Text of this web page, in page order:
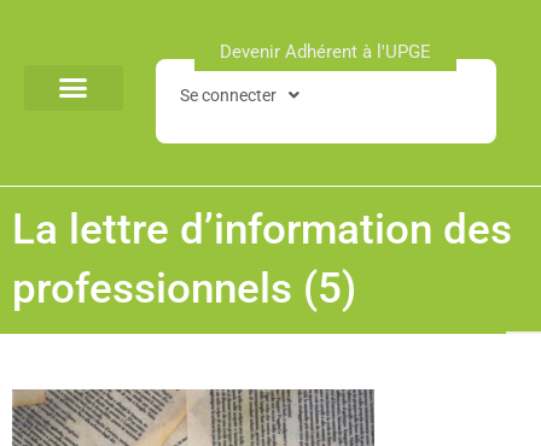
Devenir Adhérent à l'UPGE​
Se connecter
La lettre d’information des
professionnels (5)